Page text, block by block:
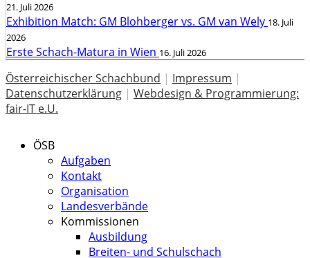
21. Juli 2026
Exhibition Match: GM Blohberger vs. GM van Wely 18. Juli
2026
Erste Schach-Matura in Wien 16. Juli 2026
Österreichischer Schachbund | Impressum |
Datenschutzerklärung | Webdesign & Programmierung:
fair-IT e.U.
ÖSB
Aufgaben
Kontakt
Organisation
Landesverbände
Kommissionen
Ausbildung
Breiten- und Schulschach